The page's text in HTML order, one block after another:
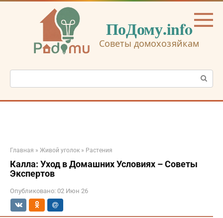
Перейти
ПоДому.info
Советы домохозяйкам
Поиск:
Главная » Живой уголок » Растения
Калла: Уход в Домашних Условиях – Советы
Экспертов
Опубликовано: 02 Июн 26